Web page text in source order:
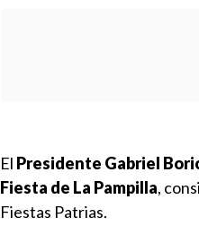
El Presidente Gabriel
Fiesta de La Pampilla,
Fiestas Patrias.